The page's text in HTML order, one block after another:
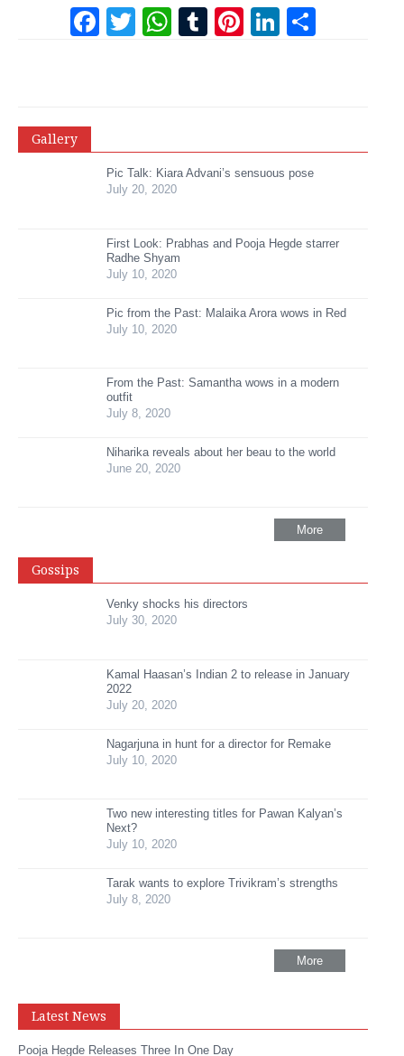
Facebook
Twitter
WhatsApp
Tumblr
Pinterest
Gallery
Pic Talk: Kiara Advani’s sensuous pose
July 20, 2020
First Look: Prabhas and Pooja Hegde starrer
Radhe Shyam
July 10, 2020
Pic from the Past: Malaika Arora wows in Red
July 10, 2020
From the Past: Samantha wows in a modern
outfit
July 8, 2020
Niharika reveals about her beau to the world
June 20, 2020
More
Gossips
Venky shocks his directors
July 30, 2020
Kamal Haasan’s Indian 2 to release in January
2022
July 20, 2020
Nagarjuna in hunt for a director for Remake
July 10, 2020
Two new interesting titles for Pawan Kalyan’s
Next?
July 10, 2020
Tarak wants to explore Trivikram’s strengths
July 8, 2020
More
Latest News
Pooja Hegde Releases Three In One Day